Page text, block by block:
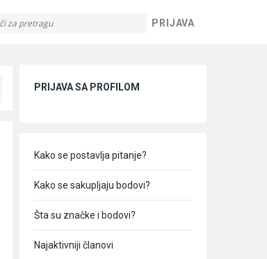
PRIJAVA
PRIJAVA SA PROFILOM
Kako se postavlja pitanje?
Kako se sakupljaju bodovi?
Šta su značke i bodovi?
Najaktivniji članovi